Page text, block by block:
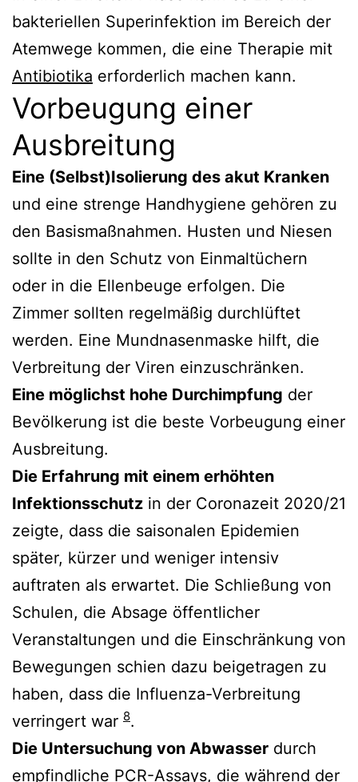
bakteriellen Superinfektion im Bereich der
Atemwege kommen, die eine Therapie mit
Antibiotika erforderlich machen kann.
Vorbeugung einer
Ausbreitung
Eine (Selbst)Isolierung des akut Kranken
und eine strenge Handhygiene gehören zu
den Basismaßnahmen. Husten und Niesen
sollte in den Schutz von Einmaltüchern
oder in die Ellenbeuge erfolgen. Die
Zimmer sollten regelmäßig durchlüftet
werden. Eine Mundnasenmaske hilft, die
Verbreitung der Viren einzuschränken.
Eine möglichst hohe Durchimpfung der
Bevölkerung ist die beste Vorbeugung einer
Ausbreitung.
Die Erfahrung mit einem erhöhten
Infektionsschutz in der Coronazeit 2020/21
zeigte, dass die saisonalen Epidemien
später, kürzer und weniger intensiv
auftraten als erwartet. Die Schließung von
Schulen, die Absage öffentlicher
Veranstaltungen und die Einschränkung von
Bewegungen schien dazu beigetragen zu
haben, dass die Influenza-Verbreitung
verringert war 8.
Die Untersuchung von Abwasser durch
empfindliche PCR-Assays, die während der